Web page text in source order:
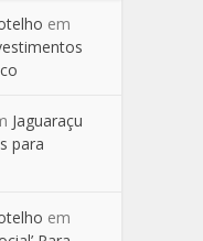
em
Jaguaraçu
para
em